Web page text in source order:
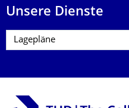
Unsere Dienste